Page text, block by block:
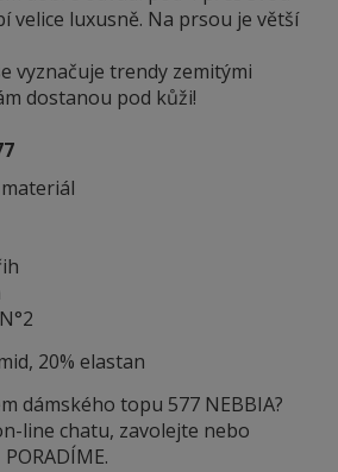
velice luxusně. Na prsou je větší
vyznačuje trendy zemitými
dostanou pod kůži!
20% elastan
dámského topu 577 NEBBIA?
line chatu, zavolejte nebo